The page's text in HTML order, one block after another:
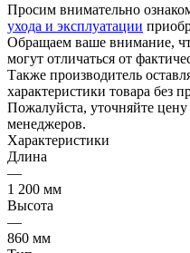
Просим внимательно
ухода и эксплуатации
Обращаем ваше внимание,
могут отличаться от
Также производитель
характеристики товара без
Пожалуйста, уточняйте
менеджеров.
Характеристики
Длина
—
1 200 мм
Высота
—
860 мм